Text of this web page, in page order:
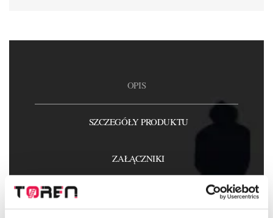
OPIS
SZCZEGÓŁY PRODUKTU
ZAŁĄCZNIKI